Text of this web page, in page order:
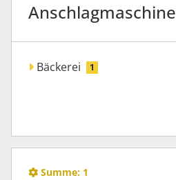
Anschlagmaschine
Bäckerei 1
Summe: 1